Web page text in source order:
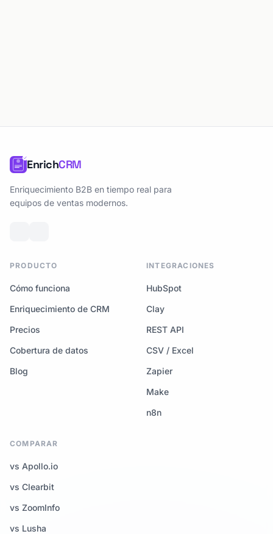
EnrichCRM
Enriquecimiento B2B en tiempo real para
equipos de ventas modernos.
PRODUCTO
Cómo funciona
Enriquecimiento de CRM
Precios
Cobertura de datos
Blog
INTEGRACIONES
HubSpot
Clay
REST API
CSV / Excel
Zapier
Make
n8n
COMPARAR
vs Apollo.io
vs Clearbit
vs ZoomInfo
vs Lusha